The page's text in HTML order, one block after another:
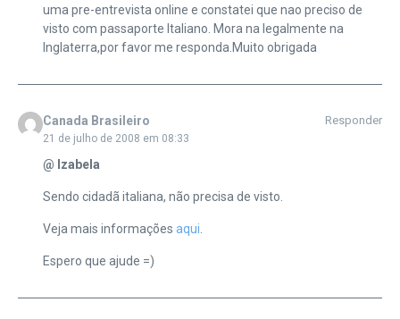
uma pre-entrevista online e constatei que nao preciso de
visto com passaporte Italiano. Mora na legalmente na
Inglaterra,por favor me responda.Muito obrigada
Canada Brasileiro
21 de julho de 2008 em 08:33
Responder
@ Izabela
Sendo cidadã italiana, não precisa de visto.
Veja mais informações aqui
Espero que ajude =)